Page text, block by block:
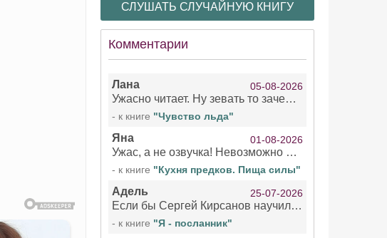
СЛУШАТЬ СЛУЧАЙНУЮ КНИГУ
Комментарии
Лана 05-08-2026
Ужасно читает. Ну зевать то зачем. Уже не говорю, что ударения ставит, как хочет.
- к книге "Чувство льда"
Яна 01-08-2026
Ужас, а не озвучка! Невозможно вникать в смысл текста из за кривляний чтеца
- к книге "Кухня предков. Пища силы"
Адель 25-07-2026
Если бы Сергей Кирсанов научился не сглатывать каждые 1-2 минуты слюну, так что слышно в микрофоне и, что вызывает отвращение, то мелжно было бы слушать.
- к книге "Я - посланник"